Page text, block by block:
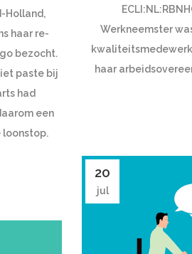
Holland,
haar re-
bezocht.
paste bij
had
een
loonstop.
Werkneemster
haar
20
jul